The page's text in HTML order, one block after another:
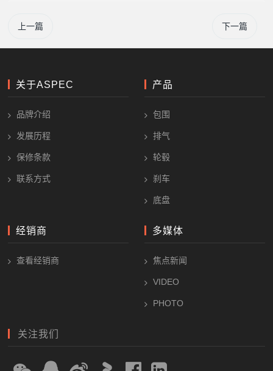
上一篇 下一篇
关于ASPEC
品牌介绍
发展历程
保修条款
联系方式
产品
包围
排气
轮毂
刹车
底盘
经销商
查看经销商
多媒体
焦点新闻
VIDEO
PHOTO
关注我们